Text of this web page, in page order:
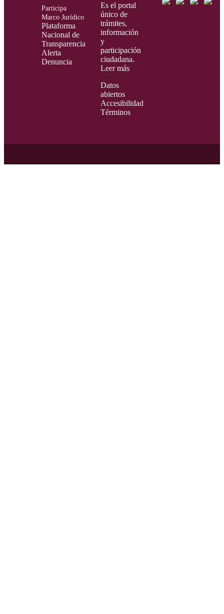
Participa
Marco Jurídico
Plataforma
Nacional de
Transparencia
Alerta
Denuncia
Es el portal
único de
trámites,
información
y
participación
ciudadana.
Leer más
Datos
abiertos
Accesibilidad
Términos